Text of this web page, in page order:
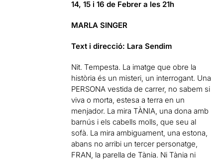
14, 15 i 16 de Febrer a les 21h
MARLA SINGER
Text i direcció: Lara Sendim
Nit. Tempesta. La imatge que obre la
història és un misteri, un interrogant. Una
PERSONA vestida de carrer, no sabem si
viva o morta, estesa a terra en un
menjador. La mira TÀNIA, una dona amb
barnús i els cabells molls, que seu al
sofà. La mira ambiguament, una estona,
abans no arribi un tercer personatge,
FRAN, la parella de Tània. Ni Tània ni